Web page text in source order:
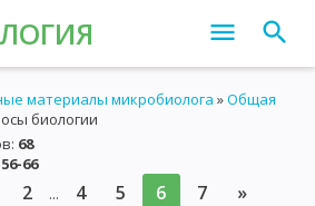
материалы микробиолога »Общая
биологии
: 68
56-66
2 ... 4 5 6 7 »